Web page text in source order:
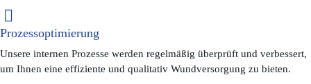
Prozessoptimierung
Unsere internen Prozesse werden regelmäßig überprüft und verbessert,
um Ihnen eine effiziente und qualitativ Wundversorgung zu bieten.